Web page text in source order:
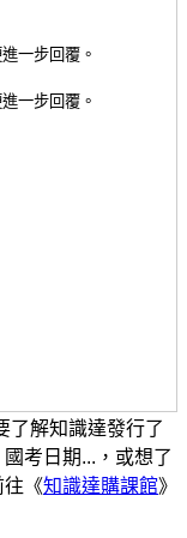
一步回覆。
一步回覆。
了解知識達發行了
考日期...，或想了
往《知識達購課館》